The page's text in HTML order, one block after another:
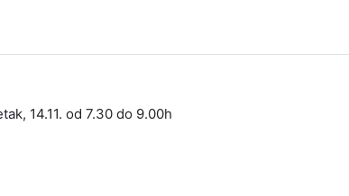
14.11. od 7.30 do 9.00h